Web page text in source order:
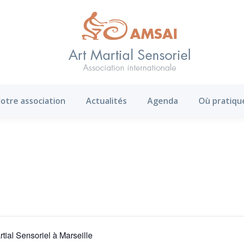
association Actualités Agenda Où
Sensoriel à Marseille
Notre association